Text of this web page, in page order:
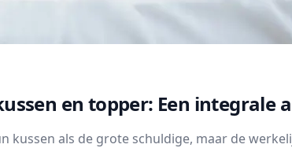
en topper: Een integrale
kussen als de grote schuldige, maar de